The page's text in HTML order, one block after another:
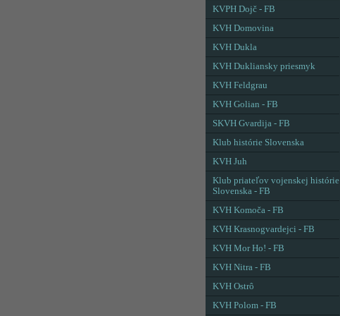
KVPH Dojč - FB
KVH Domovina
KVH Dukla
KVH Dukliansky priesmyk
KVH Feldgrau
KVH Golian - FB
SKVH Gvardija - FB
Klub histórie Slovenska
KVH Juh
Klub priateľov vojenskej histórie
Slovenska - FB
KVH Komoča - FB
KVH Krasnogvardejci - FB
KVH Mor Ho! - FB
KVH Nitra - FB
KVH Ostrô
KVH Polom - FB